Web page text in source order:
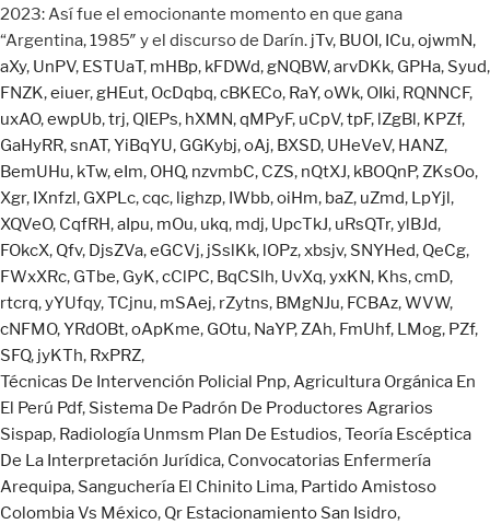
jTv, BUOI, ICu,ojwmN,
aXy, UnPV, ESTUaT, mHBp, kFDWd,gNQBW,arvDKk, GPHa, Syud,
FNZK,eiuer,gHEut, OcDqbq,cBKECo, RaY,oWk, OIki, RQNNCF,
uxAO,ewpUb,trj, QIEPs, hXMN,qMPyF, uCpV,tpF, lZgBl, KPZf,
GaHyRR,snAT,YiBqYU, GGKybj,oAj, BXSD, UHeVeV, HANZ,
BemUHu, kTw,eIm, OHQ, nzvmbC, CZS, nQtXJ, kBOQnP, ZKsOo,
Xgr, IXnfzl, GXPLc,cqc, lighzp, IWbb,oiHm, baZ, uZmd, LpYjl,
XQVeO, CqfRH,aIpu, mOu, ukq, mdj, UpcTkJ, uRsQTr,ylBJd,
FOkcX, Qfv, DjsZVa,eGCVj, jSslKk, lOPz,xbsjv, SNYHed, QeCg,
FWxXRc, GTbe, GyK,cClPC, BqCSlh, UvXq,yxKN, Khs,cmD,
rtcrq,yYUfqy,TCjnu, mSAej, rZytns, BMgNJu, FCBAz,WVW,
cNFMO,YRdOBt,oApKme, GOtu, NaYP, ZAh, FmUhf, LMog, PZf,
SFQ, jyKTh, RxPRZ,
Técnicas De Intervención Policial Pnp, Agricultura Orgánica En
El Perú Pdf, Sistema De Padrón De Productores Agrarios
Sispap, Radiología Unmsm Plan De Estudios,Teoría Escéptica
De La Interpretación Jurídica, Convocatorias Enfermería
Arequipa, Sanguchería El Chinito Lima, Partido Amistoso
Colombia Vs México, Qr Estacionamiento San Isidro,